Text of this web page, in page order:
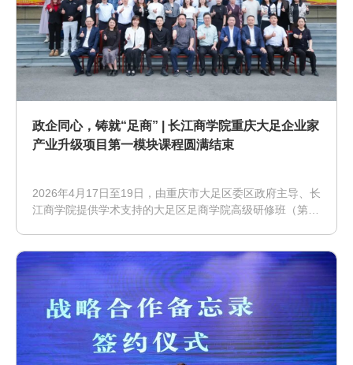
政企同心，铸就“足商” | 长江商学院重庆大足企业家
产业升级项目第一模块课程圆满结束
2026年4月17日至19日，由重庆市大足区委区政府主导、长
江商学院提供学术支持的大足区足商学院高级研修班（第一